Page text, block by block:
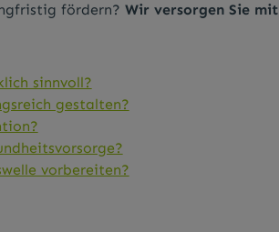
fördern? Wir versorgen Sie mit
sinnvoll?
gestalten?
vorbereiten?